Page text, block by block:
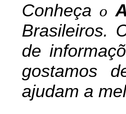
Conheça o
Brasileiros.
de
gostamos
ajudam a